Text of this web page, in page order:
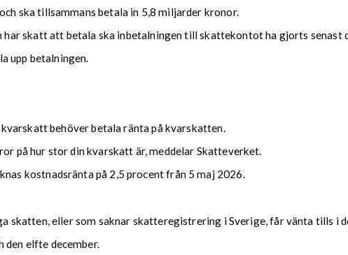
ska tillsammans betala in 5,8 miljarder kronor.
har skatt att betala ska inbetalningen till skattekontot ha gjorts senast
upp betalningen.
behöver betala ränta på kvarskatten.
på hur stor din kvarskatt är, meddelar Skatteverket.
kostnadsränta på 2,5 procent från 5 maj 2026.
skatten, eller som saknar skatteregistrering i Sverige, får vänta tills i
den elfte december.